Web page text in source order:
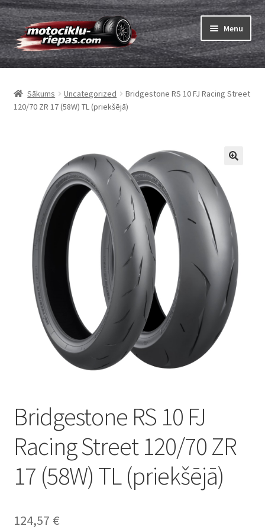
Skip
to
navigation
Skip
to
content
Menu
Riepas
Expand
menu
Kameras
Expand
Viss par riepām
Expand
Zīmoli
Expand
child
menu
Kontakti
Sākums Uncategorized
Bridgestone RS 10 FJ Racing Street
120/70 ZR 17 (58W) TL (priekšējā)
Bridgestone RS 10 FJ
Racing Street 120/70 ZR
17 (58W) TL (priekšējā)
124,57 €